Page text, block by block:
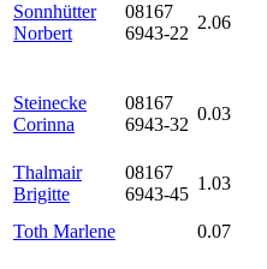
Sonnhütter
Norbert
08167
6943-22
2.06
Steinecke
Corinna
08167
6943-32
0.03
Thalmair
Brigitte
08167
6943-45
1.03
Toth Marlene
0.07